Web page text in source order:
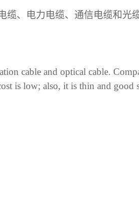
缆、电力电缆、通信电缆和光
cable and optical cable.
is low; also, it is thin and good